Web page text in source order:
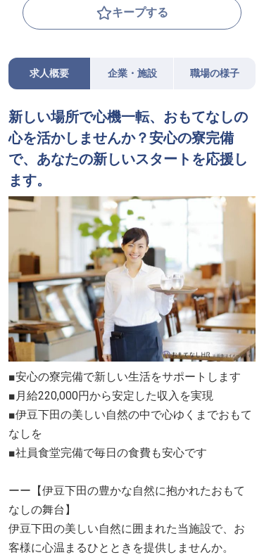
キープする
求人概要 企業・施設 職場の様子
新しい場所で心機一転、おもてなしの
心を活かしませんか？安心の寮完備
で、あなたの新しいスタートを応援し
ます。
■安心の寮完備で新しい生活をサポートします
■月給220,000円から安定した収入を実現
■伊豆下田の美しい自然の中で心ゆくまでおもて
なしを
■社員食堂完備で毎日の食費も安心です
ーー【伊豆下田の豊かな自然に抱かれたおもて
なしの舞台】
伊豆下田の美しい自然に囲まれた当施設で、お
客様に心温まるひとときを提供しませんか。